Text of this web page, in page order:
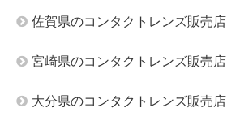
佐賀県のコンタクトレンズ販売店
宮崎県のコンタクトレンズ販売店
大分県のコンタクトレンズ販売店